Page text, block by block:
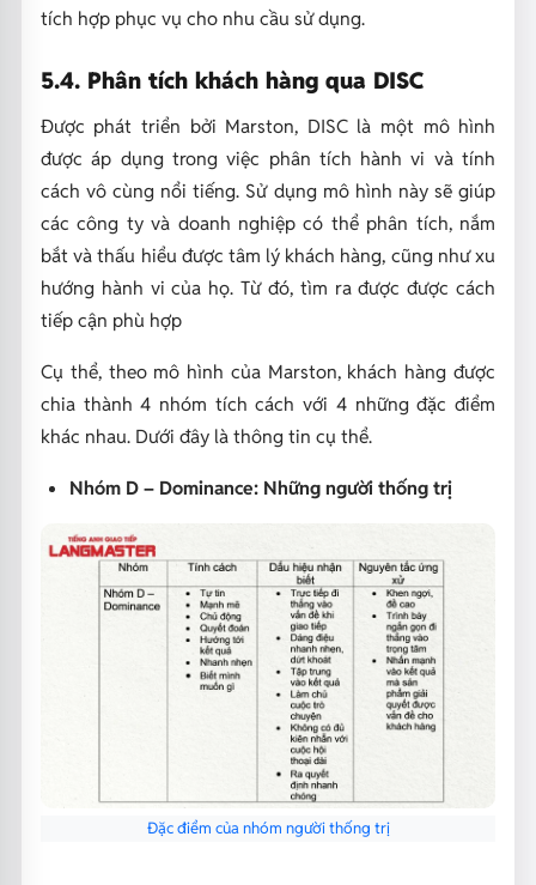
tích hợp phục vụ cho nhu cầu sử dụng.
5.4. Phân tích khách hàng qua DISC
Được phát triển bởi Marston, DISC là một mô hình
được áp dụng trong việc phân tích hành vi và tính
cách vô cùng nổi tiếng. Sử dụng mô hình này sẽ giúp
các công ty và doanh nghiệp có thể phân tích, nắm
bắt và thấu hiểu được tâm lý khách hàng, cũng như xu
hướng hành vi của họ. Từ đó, tìm ra được được cách
tiếp cận phù hợp
Cụ thể, theo mô hình của Marston, khách hàng được
chia thành 4 nhóm tích cách với 4 những đặc điểm
khác nhau. Dưới đây là thông tin cụ thể.
Nhóm D – Dominance: Những người thống trị
Đặc điểm của nhóm người thống trị